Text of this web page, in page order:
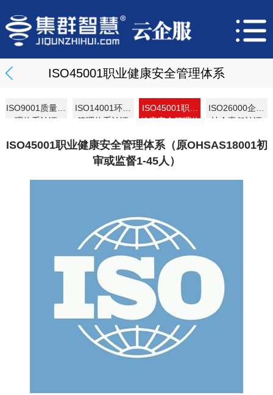
ISO45001职业健康安全管理体系
ISO9001质量管
理体系认证
ISO14001环境
管理体系认证
ISO45001职业
健康安全管理体
ISO26000企业
社会责任认证
ISO45001职业健康安全管理体系（原OHSAS18001初
审或监督1-45人）